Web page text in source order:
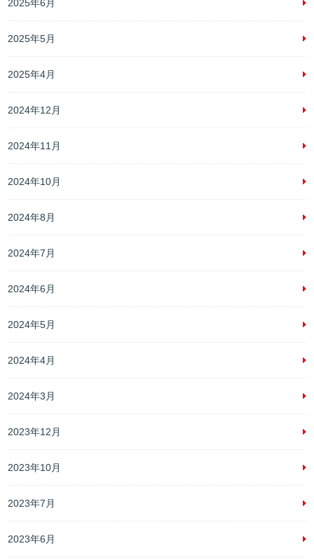
2025年6月
2025年5月
2025年4月
2024年12月
2024年11月
2024年10月
2024年8月
2024年7月
2024年6月
2024年5月
2024年4月
2024年3月
2023年12月
2023年10月
2023年7月
2023年6月